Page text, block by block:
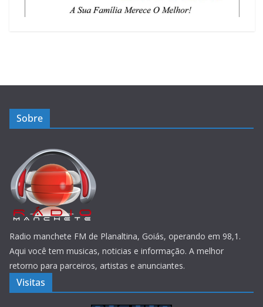
Sobre
Radio manchete FM de Planaltina, Goiás, operando em 98,1.
Aqui você tem musicas, noticias e informação. A melhor
retorno para parceiros, artistas e anunciantes.
Visitas